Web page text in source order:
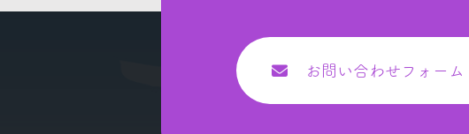
お問い合わせフォーム